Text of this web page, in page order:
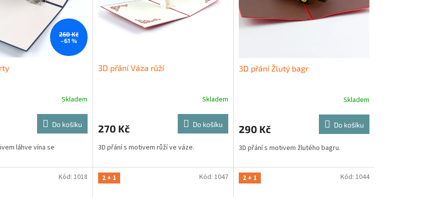
260 Kč
–61 %
Skladem
Do košíku
láhve vína se
3D přání Váza růží
Skladem
270 Kč Do košíku
3D přání s motivem růží ve váze.
3D přání Žlutý bagr
Skladem
290 Kč Do košíku
3D přání s motivem žlutého bagru.
Kód: 1018 2 + 1 Kód: 1047 2 + 1 Kód: 1044